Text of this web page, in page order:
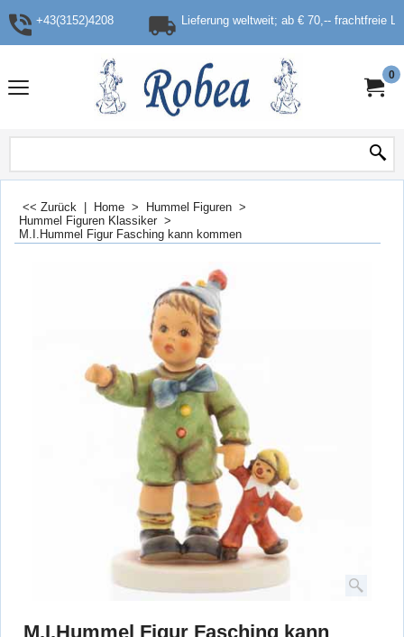
+43(3152)4208 Lieferung weltweit; ab € 70,-- frachtfreie
0
<< Zurück Home > Hummel Figuren >
Hummel Figuren Klassiker >
M.I.Hummel Figur Fasching kann kommen
M.I.Hummel Figur Fasching kann